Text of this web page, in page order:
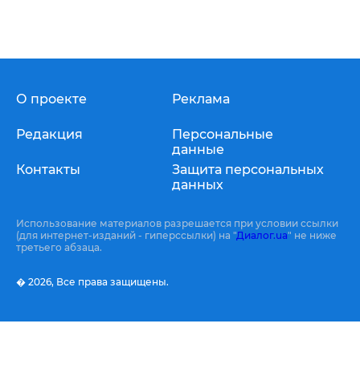
О проекте
Редакция
Контакты
Реклама
Персональные
данные
Защита персональных
данных
Использование материалов разрешается при условии ссылки
(для интернет-изданий - гиперссылки) на "Диалог.ua" не ниже
третьего абзаца.
� 2026, Все права защищены.